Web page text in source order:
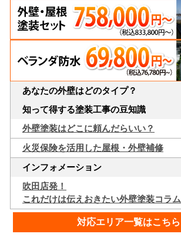
あなたの外壁はどのタイプ？
知って得する塗装工事の豆知識
外壁塗装はどこに頼んだらいい？
火災保険を活用した屋根・外壁補修
インフォメーション
吹田店発！
これだけは伝えおきたい外壁塗装コラム
対応エリア一覧はこちら